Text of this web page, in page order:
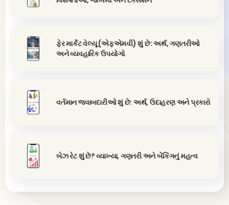
ફેર માર્કેટ વેલ્યૂ (એફએમવી) શું છે: અર્થ, ગણતરીઓ
અને વ્યવહારિક ઉપયોગો
વર્તમાન જવાબદારીઓ શું છે: અર્થ, ઉદાહરણ અને પ્રકારો
બેઝ રેટ શું છે? વ્યાખ્યા, ગણતરી અને બેંકિંગનું મહત્વ